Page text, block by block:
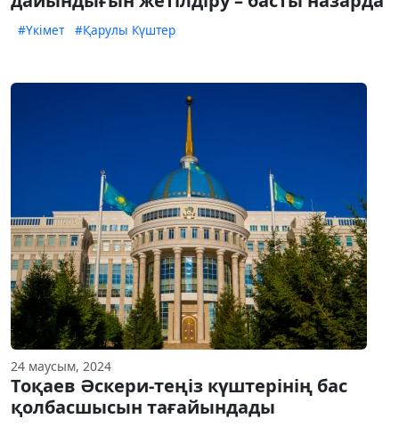
#Үкімет #Қарулы Күштер
24 маусым, 2024
Тоқаев Әскери-теңіз күштерінің бас
қолбасшысын тағайындады